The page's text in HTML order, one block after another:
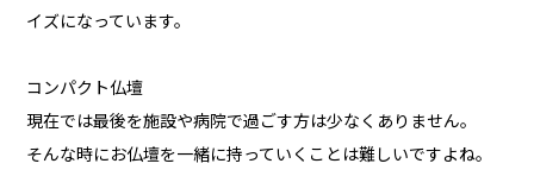
イズになっています。
コンパクト仏壇
現在では最後を施設や病院で過ごす方は少なくありません。
そんな時にお仏壇を一緒に持っていくことは難しいですよね。